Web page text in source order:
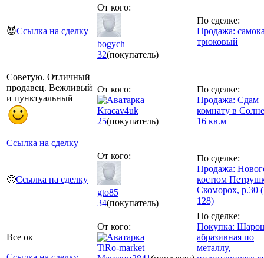
😈Ссылка на сделку
От кого:
bogych
32(покупатель)
По сделке:
Продажа:
трюковый
Советую. Отличный
продавец. Вежливый
и пунктуальный
Ссылка на сделку
От кого:
Kracav4uk
25(покупатель)
По сделке:
Продажа: Сдам
комнату в
16 кв.м
🙂Ссылка на сделку
От кого:
gto85
34(покупатель)
По сделке:
Продажа:
костюм
Скоморох, р.30
128)
Все ок +
От кого:
TiRo-market
По сделке:
Покупка:
абразивная по
металлу,